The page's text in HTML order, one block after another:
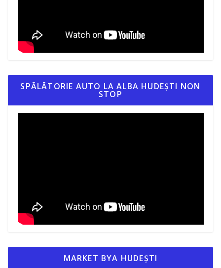
SPĂLĂTORIE AUTO LA ALBA HUDEȘTI NON
STOP
MARKET BYA HUDEȘTI